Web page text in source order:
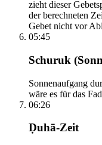
zieht dieser
der berechneten
Gebet nicht vor
05:45
Schuruk
Sonnenaufgang
wäre es für das
06:26
Ḍuhā-Zeit